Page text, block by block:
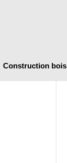
Construction bois